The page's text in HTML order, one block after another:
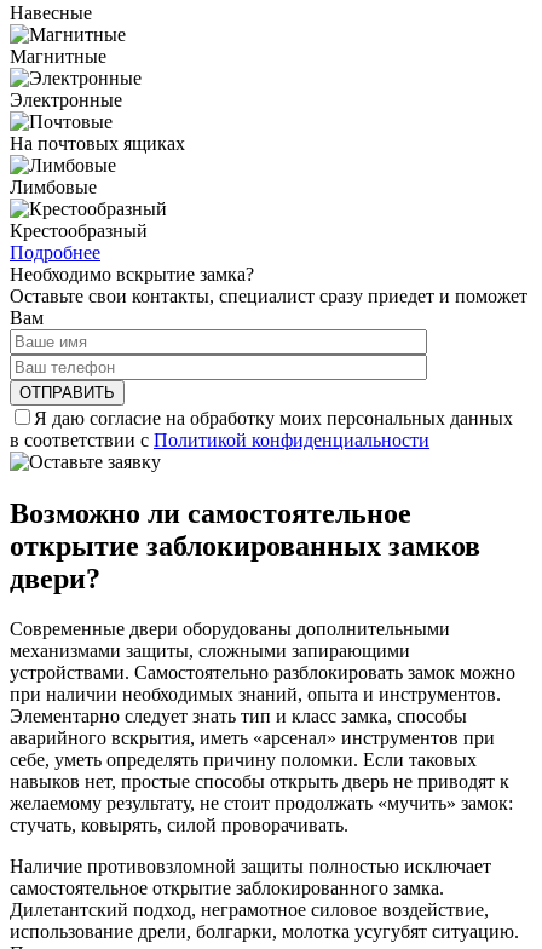
Навесные
Магнитные
Электронные
На почтовых ящиках
Лимбовые
Крестообразный
Подробнее
Необходимо вскрытие замка?
Оставьте свои контакты, специалист сразу приедет и поможет
Вам
Я даю согласие на обработку моих персональных данных
в соответствии с Политикой конфиденциальности
Возможно ли самостоятельное
открытие заблокированных замков
двери?
Современные двери оборудованы дополнительными
механизмами защиты, сложными запирающими
устройствами. Самостоятельно разблокировать замок можно
при наличии необходимых знаний, опыта и инструментов.
Элементарно следует знать тип и класс замка, способы
аварийного вскрытия, иметь «арсенал» инструментов при
себе, уметь определять причину поломки. Если таковых
навыков нет, простые способы открыть дверь не приводят к
желаемому результату, не стоит продолжать «мучить» замок:
стучать, ковырять, силой проворачивать.
Наличие противовзломной защиты полностью исключает
самостоятельное открытие заблокированного замка.
Дилетантский подход, неграмотное силовое воздействие,
использование дрели, болгарки, молотка усугубят ситуацию.